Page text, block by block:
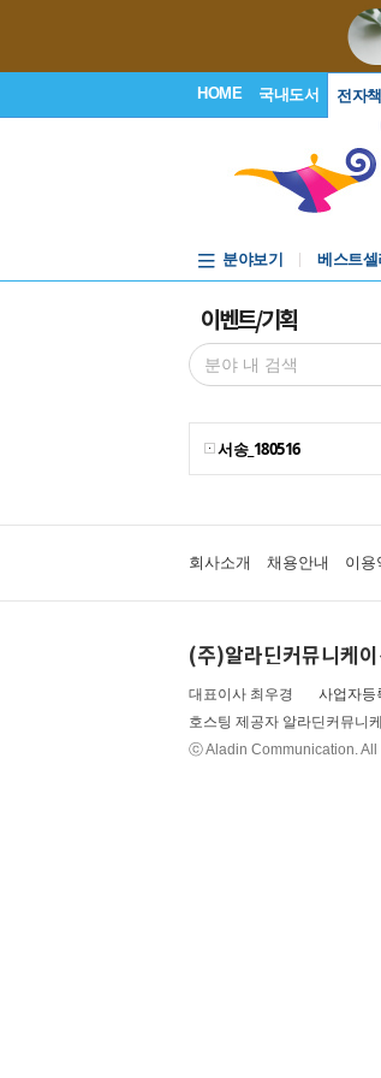
HOME 국내도서 전자책
분야보기 베스트셀
이벤트/기획
서송_180516
회사소개 채용안내 이용
(주)알라딘커뮤니케
대표이사 최우경 사업자
호스팅 제공자 알라딘커뮤니
ⓒ Aladin Communication. All